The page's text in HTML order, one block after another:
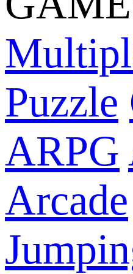
Puzzle
ARPG
Arcade